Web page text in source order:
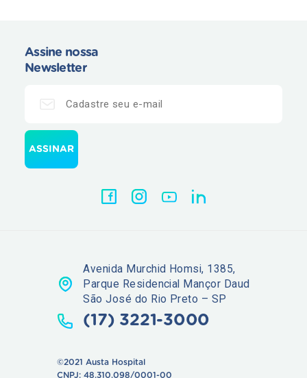
Assine nossa
Newsletter
Avenida Murchid Homsi, 1385,
Parque Residencial Mançor Daud
São José do Rio Preto – SP
(17) 3221-3000
©2021 Austa Hospital
CNPJ: 48.310.098/0001-00